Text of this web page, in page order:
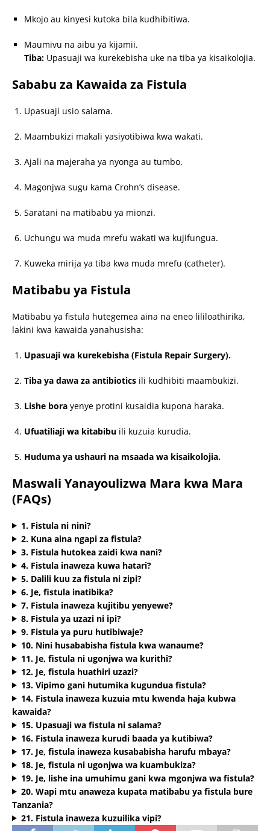
Mkojo au kinyesi kutoka bila kudhibitiwa.
Maumivu na aibu ya kijamii.
Tiba: Upasuaji wa kurekebisha uke na tiba ya kisaikolojia.
Sababu za Kawaida za Fistula
Upasuaji usio salama.
Maambukizi makali yasiyotibiwa kwa wakati.
Ajali na majeraha ya nyonga au tumbo.
Magonjwa sugu kama Crohn’s disease.
Saratani na matibabu ya mionzi.
Uchungu wa muda mrefu wakati wa kujifungua.
Kuweka mirija ya tiba kwa muda mrefu (catheter).
Matibabu ya Fistula
Matibabu ya fistula hutegemea aina na eneo lililoathirika,
lakini kwa kawaida yanahusisha:
Upasuaji wa kurekebisha (Fistula Repair Surgery).
Tiba ya dawa za antibiotics ili kudhibiti maambukizi.
Lishe bora yenye protini kusaidia kupona haraka.
Ufuatiliaji wa kitabibu ili kuzuia kurudia.
Huduma ya ushauri na msaada wa kisaikolojia.
Maswali Yanayoulizwa Mara kwa Mara
(FAQs)
1. Fistula ni nini?
2. Kuna aina ngapi za fistula?
3. Fistula hutokea zaidi kwa nani?
4. Fistula inaweza kuwa hatari?
5. Dalili kuu za fistula ni zipi?
6. Je, fistula inatibika?
7. Fistula inaweza kujitibu yenyewe?
8. Fistula ya uzazi ni ipi?
9. Fistula ya puru hutibiwaje?
10. Nini husababisha fistula kwa wanaume?
11. Je, fistula ni ugonjwa wa kurithi?
12. Je, fistula huathiri uzazi?
13. Vipimo gani hutumika kugundua fistula?
14. Fistula inaweza kuzuia mtu kwenda haja kubwa
kawaida?
15. Upasuaji wa fistula ni salama?
16. Fistula inaweza kurudi baada ya kutibiwa?
17. Je, fistula inaweza kusababisha harufu mbaya?
18. Je, fistula ni ugonjwa wa kuambukiza?
19. Je, lishe ina umuhimu gani kwa mgonjwa wa fistula?
20. Wapi mtu anaweza kupata matibabu ya fistula bure
Tanzania?
21. Fistula inaweza kuzuilika vipi?